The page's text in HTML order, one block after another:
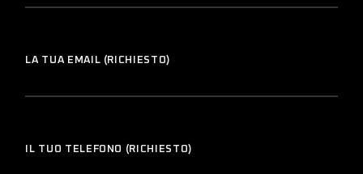
LA TUA EMAIL (RICHIESTO)
IL TUO TELEFONO (RICHIESTO)